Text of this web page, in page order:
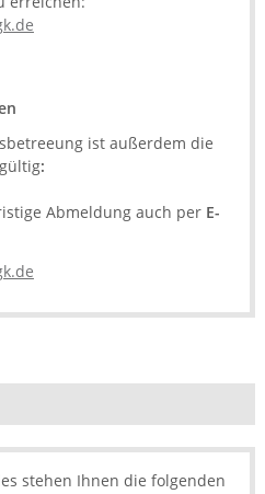
ist außerdem die
gültig:
Abmeldung auch per E-
stehen Ihnen die folgenden